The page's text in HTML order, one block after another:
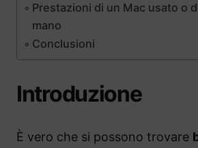
Prestazioni di un Mac usato o
mano
Conclusioni
Introduzione
È vero che si possono trovare